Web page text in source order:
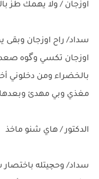
اوزجان / ولا يهمك طز
سداد/ راح اوزجان وبقى
اوزجان تكسي وگوه
بالخضراء ومن دخلوني
مغذي وبي مهدئ وبعدها
الدكتور / هاي شنو ماخذ
سداد/ وحچيتله